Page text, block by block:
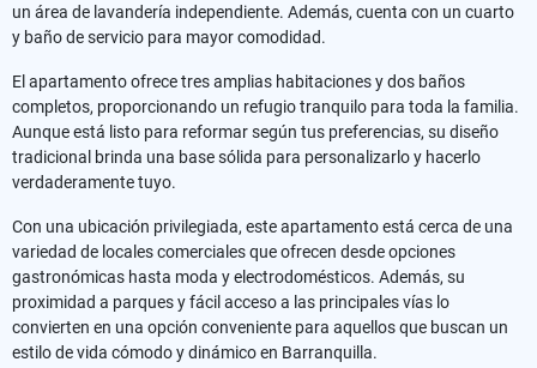
un área de lavandería independiente. Además, cuenta con un cuarto
y baño de servicio para mayor comodidad.
El apartamento ofrece tres amplias habitaciones y dos baños
completos, proporcionando un refugio tranquilo para toda la familia.
Aunque está listo para reformar según tus preferencias, su diseño
tradicional brinda una base sólida para personalizarlo y hacerlo
verdaderamente tuyo.
Con una ubicación privilegiada, este apartamento está cerca de una
variedad de locales comerciales que ofrecen desde opciones
gastronómicas hasta moda y electrodomésticos. Además, su
proximidad a parques y fácil acceso a las principales vías lo
convierten en una opción conveniente para aquellos que buscan un
estilo de vida cómodo y dinámico en Barranquilla.